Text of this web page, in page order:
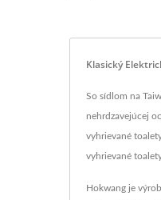
Klasický
So sídlom na
nehrdzavejúcej
vyhrievané
vyhrievané
Hokwang je